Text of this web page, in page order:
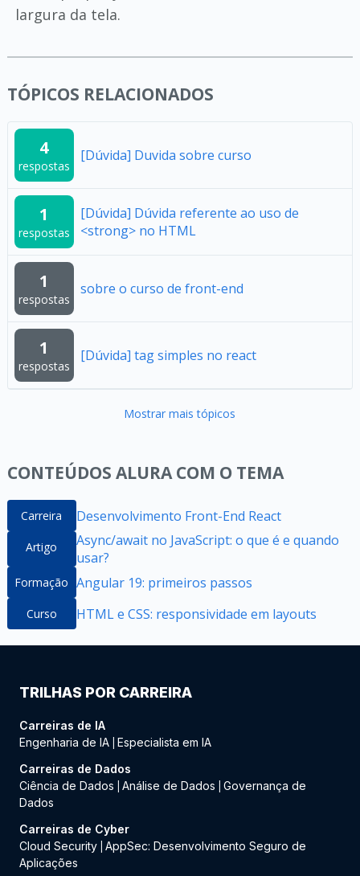
largura da tela.
TÓPICOS RELACIONADOS
4
respostas
[Dúvida] Duvida sobre curso
1
respostas
[Dúvida] Dúvida referente ao uso de
<strong> no HTML
1
respostas
sobre o curso de front-end
1
respostas
[Dúvida] tag simples no react
Mostrar mais tópicos
CONTEÚDOS ALURA COM O TEMA
Carreira Desenvolvimento Front-End React
Artigo
Async/await no JavaScript: o que é e quando
usar?
Formação Angular 19: primeiros passos
Curso HTML e CSS: responsividade em layouts
TRILHAS POR CARREIRA
Carreiras de IA
Engenharia de IA Especialista em IA
Carreiras de Dados
Ciência de Dados
Análise de Dados
Governança de
Dados
Carreiras de Cyber
Cloud Security AppSec: Desenvolvimento Seguro de
Aplicações